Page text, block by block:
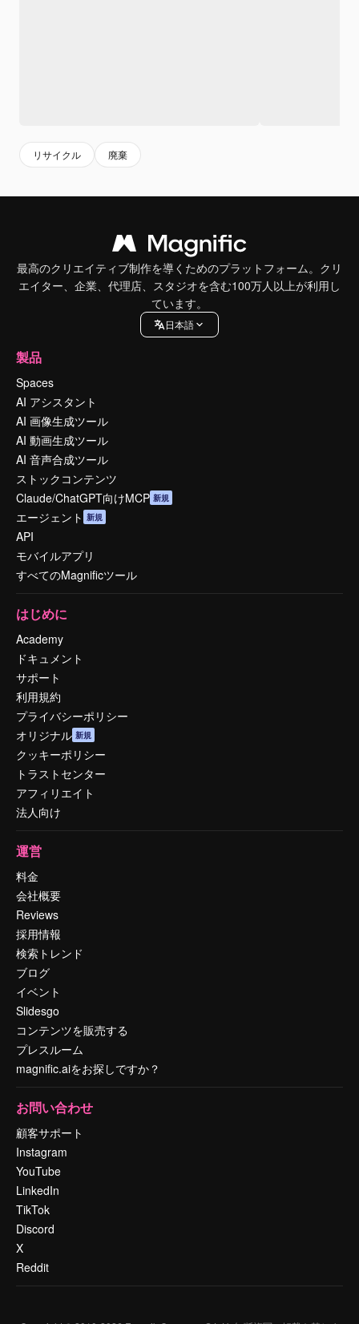
リサイクル 廃棄
最高のクリエイティブ制作を導くためのプラットフォーム。クリ
エイター、企業、代理店、スタジオを含む100万人以上が利用し
ています。
日本語
製品
Spaces
AI アシスタント
AI 画像生成ツール
AI 動画生成ツール
AI 音声合成ツール
ストックコンテンツ
Claude/ChatGPT向けMCP 新規
エージェント 新規
API
モバイルアプリ
すべてのMagnificツール
はじめに
Academy
ドキュメント
サポート
利用規約
プライバシーポリシー
オリジナル 新規
クッキーポリシー
トラストセンター
アフィリエイト
法人向け
運営
料金
会社概要
Reviews
採用情報
検索トレンド
ブログ
イベント
Slidesgo
コンテンツを販売する
プレスルーム
magnific.aiをお探しですか？
お問い合わせ
顧客サポート
Instagram
YouTube
LinkedIn
TikTok
Discord
X
Reddit